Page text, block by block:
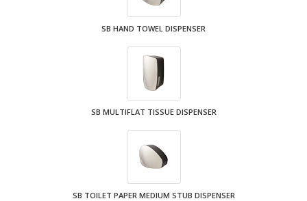
SB HAND TOWEL DISPENSER
SB MULTIFLAT TISSUE DISPENSER
SB TOILET PAPER MEDIUM STUB DISPENSER